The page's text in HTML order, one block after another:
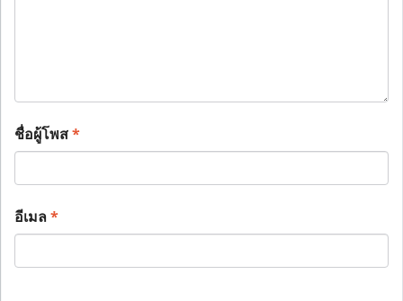
ชื่อผู้โพส*
อีเมล*